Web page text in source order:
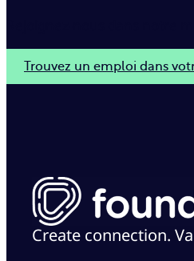
Trouvez un emploi dans
Create connection.